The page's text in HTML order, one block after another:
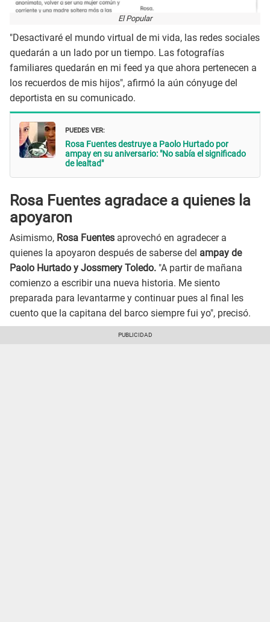
El Popular
"Desactivaré el mundo virtual de mi vida, las redes sociales
quedarán a un lado por un tiempo. Las fotografías
familiares quedarán en mi feed ya que ahora pertenecen a
los recuerdos de mis hijos", afirmó la aún cónyuge del
deportista en su comunicado.
PUEDES VER:
Rosa Fuentes destruye a Paolo Hurtado por
ampay en su aniversario: "No sabía el significado
de lealtad"
Rosa Fuentes agradace a quienes la
apoyaron
Asimismo, Rosa Fuentes aprovechó en agradecer a
quienes la apoyaron después de saberse del ampay de
Paolo Hurtado y Jossmery Toledo. "A partir de mañana
comienzo a escribir una nueva historia. Me siento
preparada para levantarme y continuar pues al final les
cuento que la capitana del barco siempre fui yo", precisó.